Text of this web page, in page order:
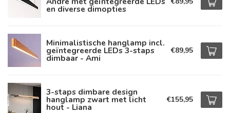
en diverse dimopties
Minimalistische hanglamp incl.
geïntegreerde LEDs 3-staps
dimbaar - Ami
€89,95
3-staps dimbare design
hanglamp zwart met licht
hout - Liana
€155,95